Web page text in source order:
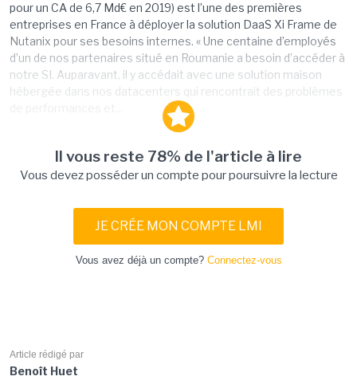
pour un CA de 6,7 Md€ en 2019) est l’une des premières
entreprises en France à déployer la solution DaaS Xi Frame de
Nutanix pour ses besoins internes. « Une centaine d’employés
d’un de nos partenaires situé en Roumanie a besoin d’accéder à
notre SI. Auparavant, il y accédait avec une solution maison
hébergée dans nos datacenters qui rencontrait des problèmes
Il vous reste 78% de l'article à lire
Vous devez posséder un compte pour poursuivre la lecture
JE CRÉE MON COMPTE LMI
Vous avez déjà un compte? Connectez-vous
Article rédigé par
Benoît Huet